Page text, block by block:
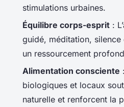
stimulations urbaines.
Équilibre corps-esprit :
guidé, méditation,
un ressourcement
Alimentation consciente
biologiques et locaux
naturelle et renforcent la